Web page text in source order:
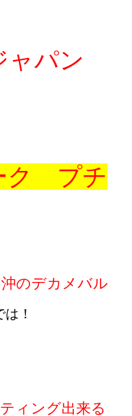
ャパン
ク プチ
のデカメバル
！
ィング出来る